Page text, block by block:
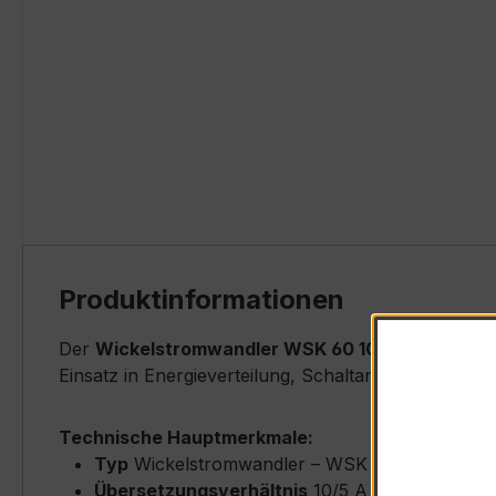
Produktinformationen
Der Wickelstromwandler WSK 60 10/5A 5VA Kl.1
Einsatz in Energieverteilung, Schaltanlagen,
Technische Hauptmerkmale:
Typ Wickelstromwandler – WSK 60
Übersetzungsverhältnis 10/5 A